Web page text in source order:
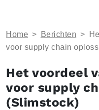
Home > Berichten >
voor supply chain
Het voordeel
voor supply
(Slimstock)